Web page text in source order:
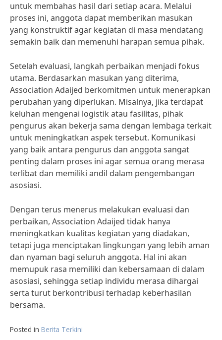
untuk membahas hasil dari setiap acara. Melalui
proses ini, anggota dapat memberikan masukan
yang konstruktif agar kegiatan di masa mendatang
semakin baik dan memenuhi harapan semua pihak.
Setelah evaluasi, langkah perbaikan menjadi fokus
utama. Berdasarkan masukan yang diterima,
Association Adaijed berkomitmen untuk menerapkan
perubahan yang diperlukan. Misalnya, jika terdapat
keluhan mengenai logistik atau fasilitas, pihak
pengurus akan bekerja sama dengan lembaga terkait
untuk meningkatkan aspek tersebut. Komunikasi
yang baik antara pengurus dan anggota sangat
penting dalam proses ini agar semua orang merasa
terlibat dan memiliki andil dalam pengembangan
asosiasi.
Dengan terus menerus melakukan evaluasi dan
perbaikan, Association Adaijed tidak hanya
meningkatkan kualitas kegiatan yang diadakan,
tetapi juga menciptakan lingkungan yang lebih aman
dan nyaman bagi seluruh anggota. Hal ini akan
memupuk rasa memiliki dan kebersamaan di dalam
asosiasi, sehingga setiap individu merasa dihargai
serta turut berkontribusi terhadap keberhasilan
bersama.
Posted in Berita Terkini